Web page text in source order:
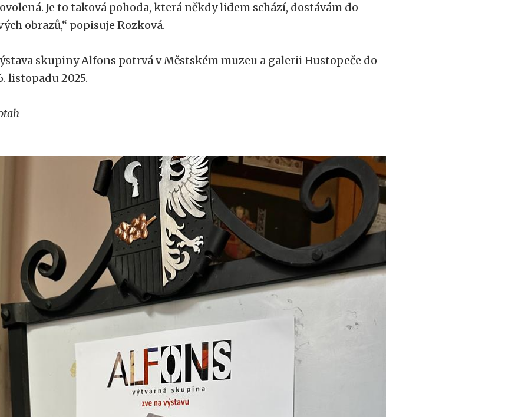
Je to taková pohoda, která někdy lidem schází, dostávám do
obrazů,“ popisuje Rozková.
skupiny Alfons potrvá v Městském muzeu a galerii Hustopeče do
listopadu 2025.